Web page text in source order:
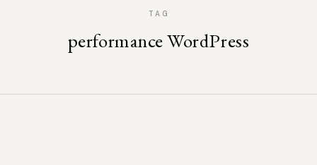
TAG
performance WordPress